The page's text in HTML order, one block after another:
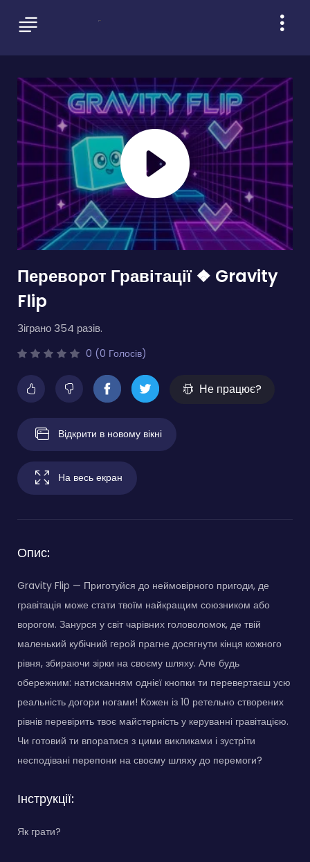
Переворот Гравітації ❖ Gravity
Flip
Зіграно 354 разів.
0 (0 Голосів)
Не працює?
Відкрити в новому вікні
На весь екран
Опис:
Gravity Flip — Приготуйся до неймовірного пригоди, де
гравітація може стати твоїм найкращим союзником або
ворогом. Занурся у світ чарівних головоломок, де твій
маленький кубічний герой прагне досягнути кінця кожного
рівня, збираючи зірки на своєму шляху. Але будь
обережним: натисканням однієї кнопки ти перевертаєш усю
реальність догори ногами! Кожен із 10 ретельно створених
рівнів перевірить твоє майстерність у керуванні гравітацією.
Чи готовий ти впоратися з цими викликами і зустріти
несподівані перепони на своєму шляху до перемоги?
Інструкції:
Як грати?